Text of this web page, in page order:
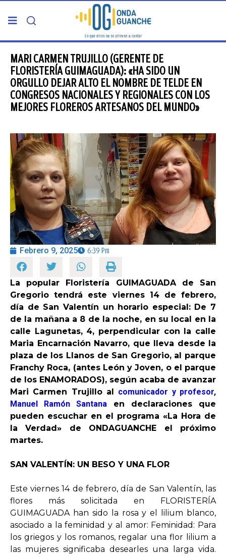
PORTADA
TELDE
GRAN CANARIA
CANARIAS
5ª COLUMNA
CARTAS DEL DIRECTOR
ENTREVISTAS
OPINIÓN
PROGRAMAS
MARI CARMEN TRUJILLO (GERENTE DE
FLORISTERÍA GUIMAGUADA): «HA SIDO UN
ORGULLO DEJAR ALTO EL NOMBRE DE TELDE EN
CONGRESOS NACIONALES Y REGIONALES CON LOS
MEJORES FLOREROS ARTESANOS DEL MUNDO»
Febrero 9, 2025 6:39 Pm
La popular Floristería GUIMAGUADA de San
Gregorio tendrá este viernes 14 de febrero,
día de San Valentín un horario especial: De 7
de la mañana a 8 de la noche, en su local en la
calle Lagunetas, 4, perpendicular con la calle
Maria Encarnación Navarro, que lleva desde la
plaza de los Llanos de San Gregorio, al parque
Franchy Roca, (antes León y Joven, o el parque
de los ENAMORADOS), según acaba de avanzar
Mari Carmen Trujillo al comunicador y profesor,
Manuel Ramón Santana en declaraciones que
pueden escuchar en el programa «La Hora de
la Verdad» de ONDAGUANCHE el próximo
martes.
SAN VALENTÍN: UN BESO Y UNA FLOR
Este viernes 14 de febrero, día de San Valentín, las
flores más solicitada en FLORISTERÍA
GUIMAGUADA han sido la rosa y el lilium blanco,
asociado a la feminidad y al amor: Feminidad: Para
los griegos y los romanos, regalar una flor lilium a
las mujeres significaba desearles una larga vida.